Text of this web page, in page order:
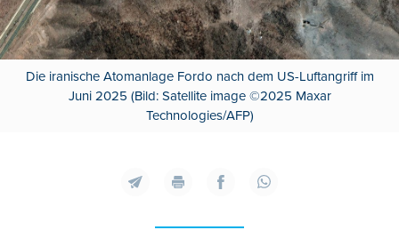
Die iranische Atomanlage Fordo nach dem US-Luftangriff im
Juni 2025 (Bild: Satellite image ©2025 Maxar
Technologies/AFP)